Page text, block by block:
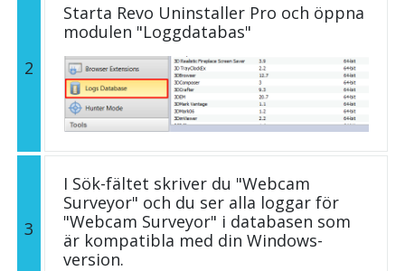
2
Starta Revo Uninstaller Pro och öppna
modulen "Loggdatabas"
3
I Sök-fältet skriver du "Webcam
Surveyor" och du ser alla loggar för
"Webcam Surveyor" i databasen som
är kompatibla med din Windows-
version.